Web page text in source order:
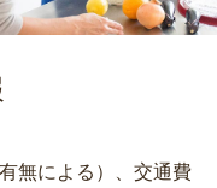
無による）、交通費